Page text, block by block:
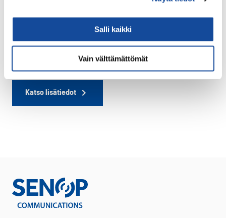
Salli kaikki
Vain välttämättömät
RYHMÄVIDEOPALVELU
Savox LiveConnect 200 -vartalokamera
Katso lisätiedot